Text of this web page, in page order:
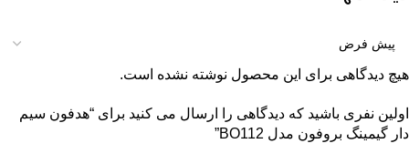
هیچ دیدگاهی برای این محصول نوشته نشده است.
اولین نفری باشید که دیدگاهی را ارسال می کنید برای “هدفون سیم
دار گیمینگ بروفون مدل BO112”